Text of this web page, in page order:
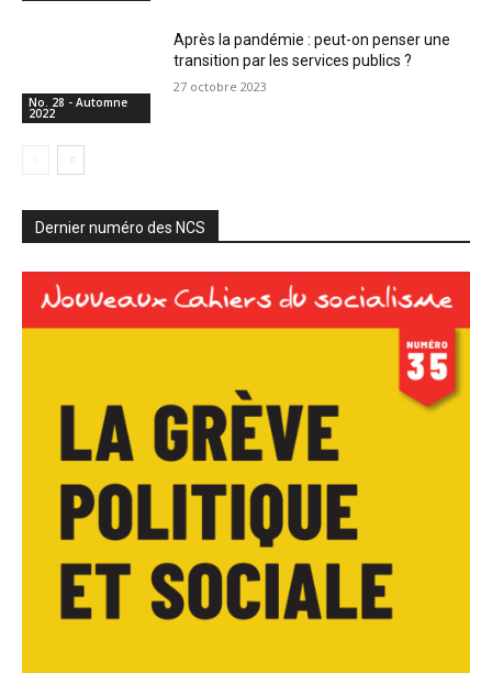
No. 28 - Automne
2022
Après la pandémie : peut-on penser une
transition par les services publics ?
27 octobre 2023
Dernier numéro des NCS